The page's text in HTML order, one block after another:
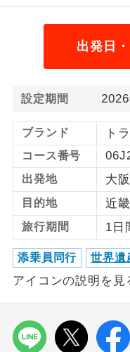
出発日
設定期間
ブランド ト
コース番号
出発地 大
目的地 近
旅行期間 1日
添乗員同行 世界遺
アイコンの説明を見
2
す
加限定
ス
1名様1室同代
1
コ
ご夫婦限定
ご
す
女性限定
女
す
年齢制限あり
ご
で
利
画
ホテル指定
ご
す